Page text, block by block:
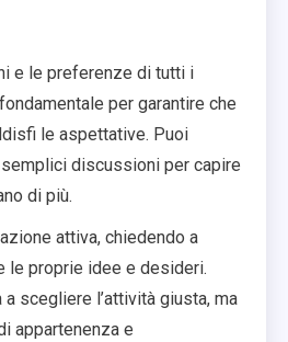
e le preferenze di tutti i
per garantire che
le aspettative. Puoi
discussioni per capire
di più.
attiva, chiedendo a
le proprie idee e desideri.
scegliere l’attività giusta, ma
appartenenza e